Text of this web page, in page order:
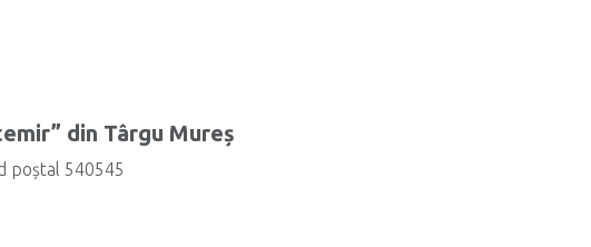
din Târgu Mureș
poștal 540545